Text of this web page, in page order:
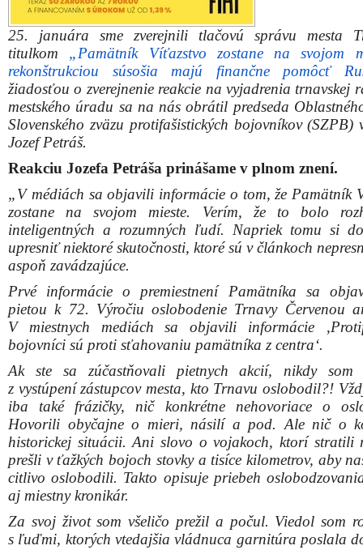
Prvé informácie o premiestnení Pamätníka sa
pietou k 72. Výročiu oslobodenie Trnavy Červenou
V miestnych mediách sa objavili informácie
bojovníci sú proti sťahovaniu pamätníka z centra‘.
Ak ste sa zúčastňovali pietnych akcií, nikdy som
z vystúpení zástupcov mesta, kto Trnavu oslobodil?!
iba také frázičky, nič konkrétne nehovoriace o
Hovorili obyčajne o mieri, násilí a pod. Ale nič o
historickej situácii. Ani slovo o vojakoch, ktorí stratili
prešli v ťažkých bojoch stovky a tisíce kilometrov, aby
citlivo oslobodili. Takto opisuje priebeh
aj miestny kronikár.
Za svoj život som všeličo prežil a počul. Viedol som
s ľuďmi, ktorých vtedajšia vládnuca garnitúra poslala
do boja proti slovanským národom Sovietskeho
dnes sa to opakuje. Veľakrát som počul rozprávanie
bežných vojakov, ale aj veliteľov, ktoré u nich
vlastné oči zažili a videli zverstvá Nemeckých
deťom, ženám a starým ľuďom. Tieto zverstvá viedli k
od svojich útvarov a neskoršie zapojené do
Československého armádneho zboru v ZSSR.“